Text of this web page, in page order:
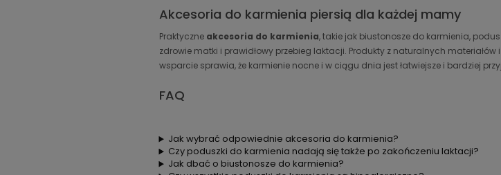
Akcesoria do karmienia piersią dla każdej mamy
Praktyczne akcesoria do karmienia, takie jak biustonosze do karmienia,
zdrowie matki i prawidłowy przebieg laktacji. Produkty z naturalnych
wsparcie sprawia, że karmienie nocne i w ciągu dnia jest łatwiejsze i bardziej
FAQ
Jak wybrać odpowiednie akcesoria do karmienia?
Czy poduszki do karmienia nadają się także po zakończeniu laktacji?
Jak dbać o biustonosze do karmienia?